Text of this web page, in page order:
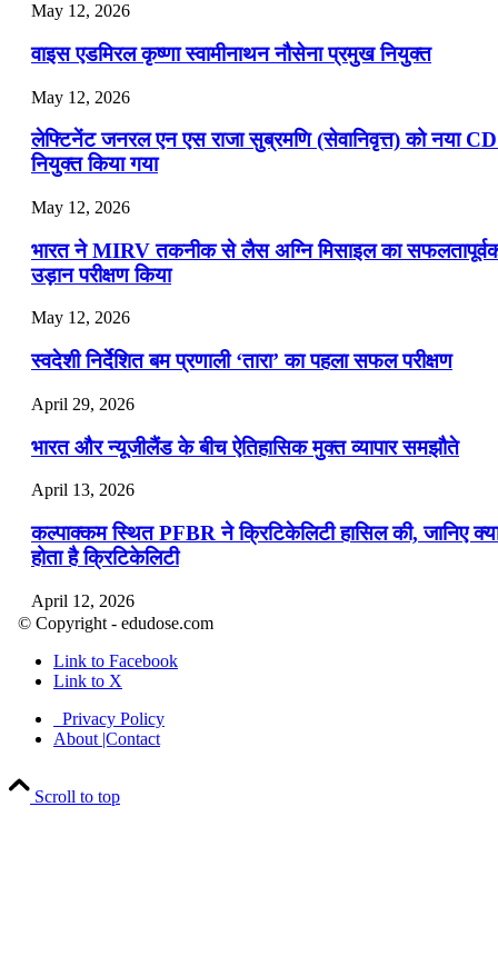
May 12, 2026
वाइस एडमिरल कृष्णा स्वामीनाथन नौसेना प्रमुख नियुक्त
May 12, 2026
लेफ्टिनेंट जनरल एन एस राजा सुब्रमणि (सेवानिवृत्त) को नया
नियुक्त किया गया
May 12, 2026
भारत ने MIRV तकनीक से लैस अग्नि मिसाइल का
उड़ान परीक्षण किया
May 12, 2026
स्वदेशी निर्देशित बम प्रणाली ‘तारा’ का पहला सफल परीक्षण
April 29, 2026
भारत और न्यूजीलैंड के बीच ऐतिहासिक मुक्त व्यापार समझौते
April 13, 2026
कल्पाक्कम स्थित PFBR ने क्रिटिकेलिटी हासिल की, जानिए
होता है क्रिटिकेलिटी
April 12, 2026
April 9, 2026
नासा का आर्टेमिस-2 मिशन: मनुष्य एक बार फिर से चंद्रमा के
पहुंचा
April 7, 2026
© Copyright - edudose.com
Link to Facebook
Link to X
Privacy Policy
About |Contact
Scroll to top